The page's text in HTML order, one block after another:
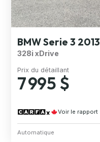
BMW Serie 3 2013
328i xDrive
Prix du détaillant
7 995 $
Voir le rapport
Automatique